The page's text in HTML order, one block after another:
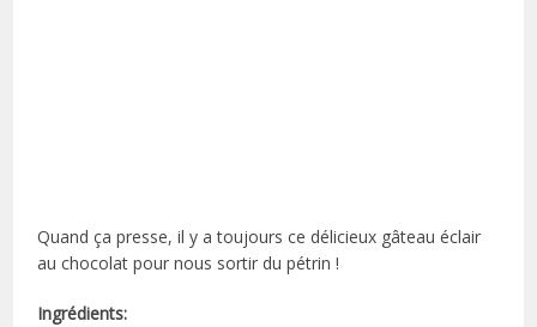
Quand ça presse, il y a toujours ce délicieux gâteau éclair
au chocolat pour nous sortir du pétrin !
Ingrédients: